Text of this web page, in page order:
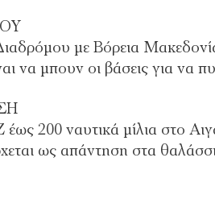
με Βόρεια
να μπουν οι βάσεις για να
200 ναυτικά μίλια στο
ως απάντηση στα